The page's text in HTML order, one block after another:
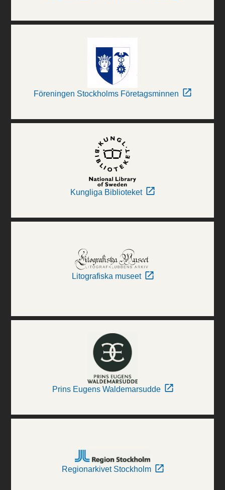
Föreningen Stockholms Företagsminnen
Kungliga Biblioteket
Litografiska museet
Prins Eugens Waldemarsudde
Regionarkivet Stockholm